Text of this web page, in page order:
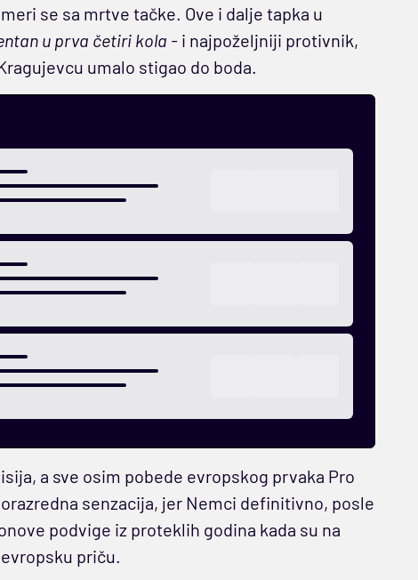
se sa mrtve tačke. Ove i dalje tapka u
u prva četiri kola -i najpoželjniji protivnik,
umalo stigao do boda.
a sve osim pobede evropskog prvaka Pro
senzacija, jer Nemci definitivno, posle
podvige iz proteklih godina kada su na
priču.